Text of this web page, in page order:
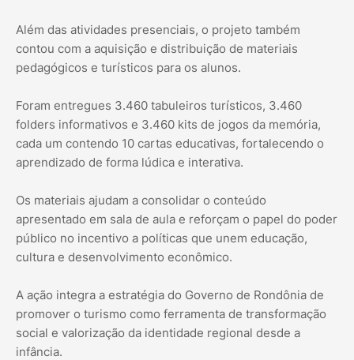
Além das atividades presenciais, o projeto também
contou com a aquisição e distribuição de materiais
pedagógicos e turísticos para os alunos.
Foram entregues 3.460 tabuleiros turísticos, 3.460
folders informativos e 3.460 kits de jogos da memória,
cada um contendo 10 cartas educativas, fortalecendo o
aprendizado de forma lúdica e interativa.
Os materiais ajudam a consolidar o conteúdo
apresentado em sala de aula e reforçam o papel do poder
público no incentivo a políticas que unem educação,
cultura e desenvolvimento econômico.
A ação integra a estratégia do Governo de Rondônia de
promover o turismo como ferramenta de transformação
social e valorização da identidade regional desde a
infância.